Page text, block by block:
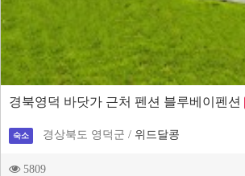
경북영덕 바닷가 근처 펜션 블루베이펜션
숙소 경상북도 영덕군 / 위드달콩
5809